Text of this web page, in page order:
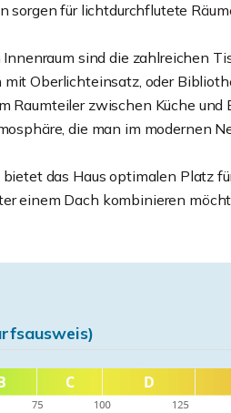
sorgen für lichtdurchflutete
sind die zahlreichen
Oberlichteinsatz, oder
Raumteiler zwischen Küche
die man im modernen
das Haus optimalen Platz
einem Dach kombinieren